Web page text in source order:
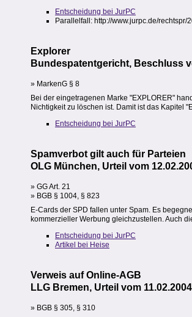
Entscheidung bei JurPC
Parallelfall: http://www.jurpc.de/rechtspr/
Explorer
Bundespatentgericht, Beschluss
» MarkenG § 8
Bei der eingetragenen Marke "EXPLORER"
Nichtigkeit zu löschen ist. Damit ist das Kapitel
Entscheidung bei JurPC
Spamverbot gilt auch für Parteien
OLG München, Urteil vom
» GG Art. 21
» BGB § 1004, § 823
E-Cards der SPD fallen unter Spam. Es
kommerzieller Werbung gleichzustellen. Auch
Entscheidung bei JurPC
Artikel bei Heise
Verweis auf Online-AGB
LLG Bremen, Urteil vom
» BGB § 305, § 310